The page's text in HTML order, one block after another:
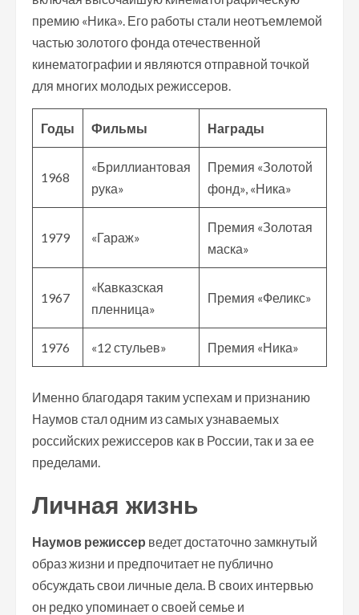
премию «Ника». Его работы стали неотъемлемой
частью золотого фонда отечественной
кинематографии и являются отправной точкой
для многих молодых режиссеров.
Годы Фильмы Награды
1968
«Бриллиантовая
рука»
Премия «Золотой
фонд», «Ника»
1979 «Гараж»
Премия «Золотая
маска»
1967
«Кавказская
пленница»
Премия «Феликс»
1976 «12 стульев» Премия «Ника»
Именно благодаря таким успехам и признанию
Наумов стал одним из самых узнаваемых
российских режиссеров как в России, так и за ее
пределами.
Личная жизнь
Наумов режиссер ведет достаточно замкнутый
образ жизни и предпочитает не публично
обсуждать свои личные дела. В своих интервью
он редко упоминает о своей семье и